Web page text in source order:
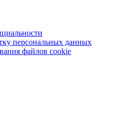
персональных данных
файлов cookie